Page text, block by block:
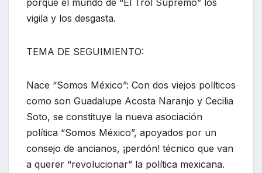
vigila y los desgasta.
TEMA DE SEGUIMIENTO:
Nace “Somos México”: Con dos viejos políticos
como son Guadalupe Acosta Naranjo y Cecilia
Soto, se constituye la nueva asociación
política “Somos México”, apoyados por un
consejo de ancianos, ¡perdón! técnico que van
a querer “revolucionar” la política mexicana.